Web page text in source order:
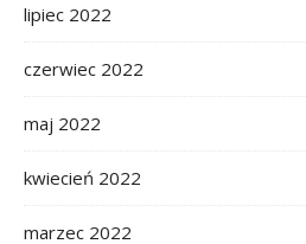
lipiec 2022
czerwiec 2022
maj 2022
kwiecień 2022
marzec 2022